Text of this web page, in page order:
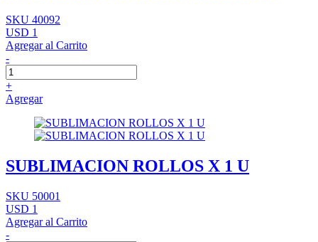
SKU 40092
USD 1
Agregar al Carrito
-
+
Agregar
SUBLIMACION ROLLOS X 1 U
SKU 50001
USD 1
Agregar al Carrito
-